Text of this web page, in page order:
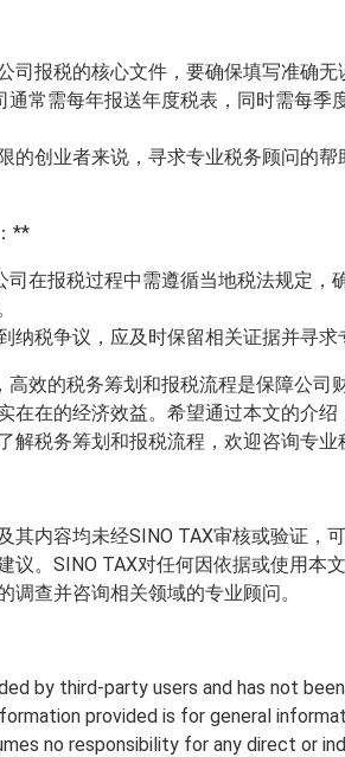
司报税的核心文件，要确保填写准确
通常需每年报送年度税表，同时需每
的创业者来说，寻求专业税务顾问的
**
在报税过程中需遵循当地税法规定
纳税争议，应及时保留相关证据并寻
高效的税务筹划和报税流程是保障公
在在的经济效益。希望通过本文的介
解税务筹划和报税流程，欢迎咨询专业
其内容均未经SINO TAX审核或验证，
议。SINO TAX对任何因依据或使用
查并咨询相关领域的专业顾问。
by third-party users and has not
provided is for general
no responsibility for any direct or